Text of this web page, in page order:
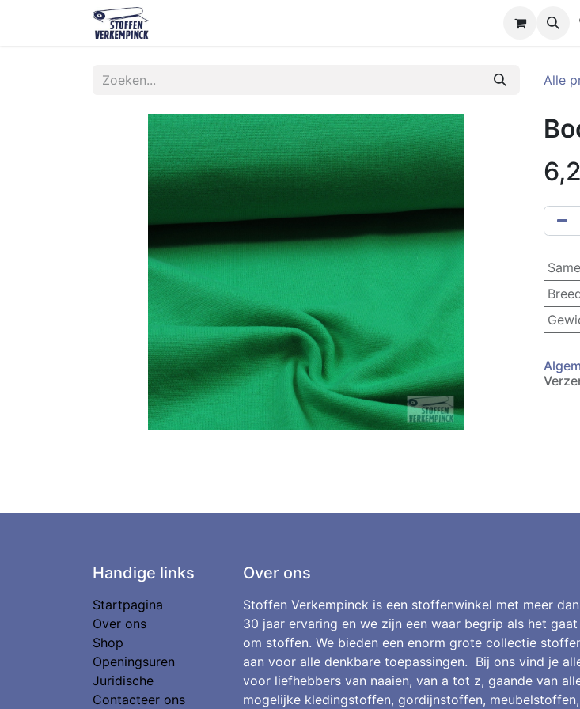
Alle
Handige links
Startpagina
Over ons
Shop
Openingsuren
Juridische
Contacteer ons
Over ons
Stoffen Verkempinck is een stoffenwinkel met meer dan
30 jaar ervaring en we zijn een waar begrip als het gaat
om stoffen. We bieden een enorm grote collectie
aan voor alle denkbare toepassingen. Bij ons vind je
voor liefhebbers van naaien, van a tot z, gaande van
mogelijke kledingstoffen, gordijnstoffen, meubelstoffen,